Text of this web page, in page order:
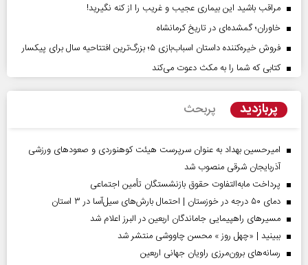
مراقب باشید این بیماری عجیب و غریب را از کنه نگیرید!
خاوران؛ گمشده‌ای در تاریخ کرمانشاه
فروش خیره‌کننده داستان اسباب‌بازی ۵؛ بزرگ‌ترین افتتاحیه سال برای پیکسار
کتابی که شما را به مکث دعوت می‌کند
پربازدید پربحث
امیرحسین بهداد به عنوان سرپرست هیئت کوهنوردی و صعودهای ورزشی
آذربایجان شرقی منصوب شد
پرداخت مابه‌التفاوت حقوق بازنشستگان تأمین اجتماعی
دمای ۵۰ درجه در خوزستان | احتمال بارش‌های سیل‌آسا در ۳ استان
مسیر‌های راهپیمایی جاماندگان اربعین در البرز اعلام شد
ببینید | «چهل روز » محسن چاووشی منتشر شد
رسانه‌های برون‌مرزی راویان جهانی اربعین